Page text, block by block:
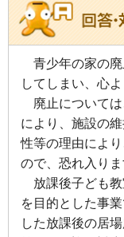
青少年の家の
してしまい、心
廃止については
により、施設の
性等の理由によ
ので、恐れ入り
放課後子ども教
を目的とした事
した放課後の居